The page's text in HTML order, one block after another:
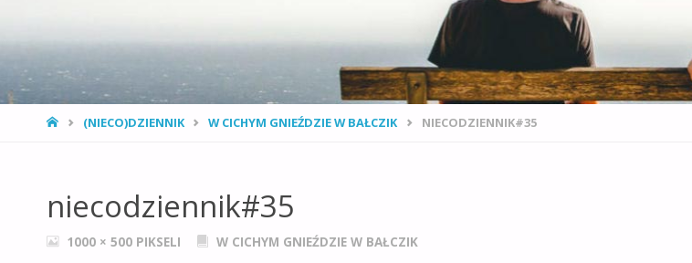
STRONA
(NIECO)DZIENNIK W CICHYM GNIEŹDZIE W BAŁCZIK NIECODZIENNIK#35
niecodziennik#35
PEŁNY1000 × 500 PIKSELI W CICHYM GNIEŹDZIE W BAŁCZIK